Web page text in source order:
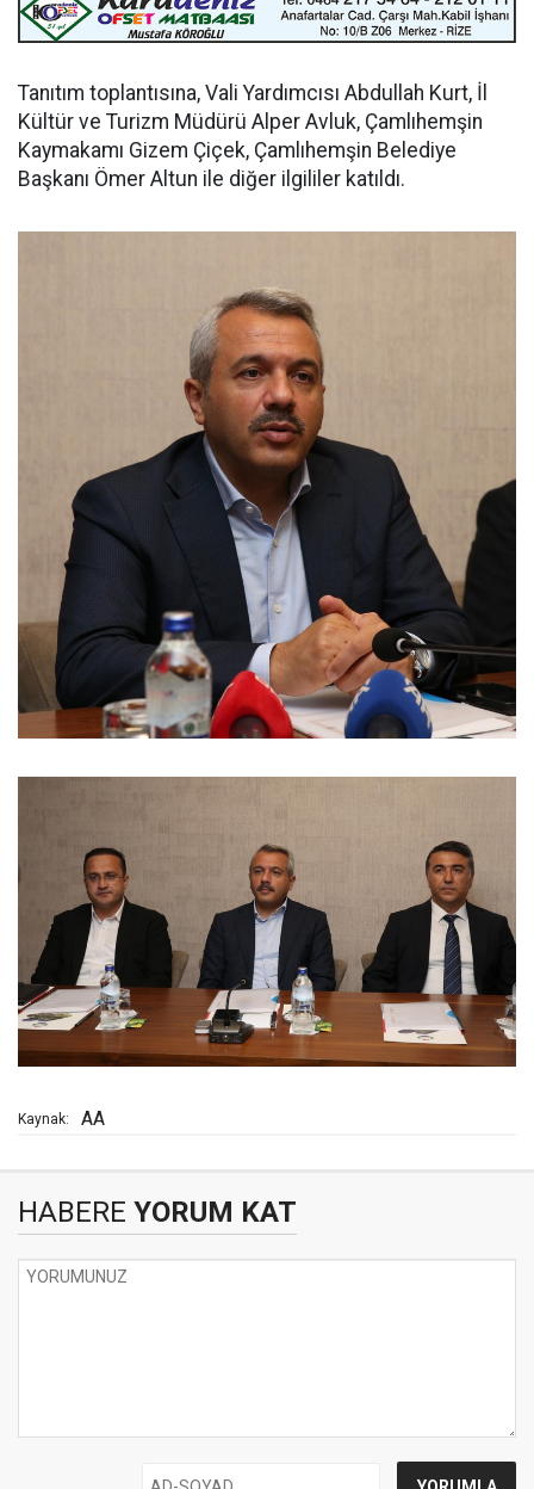
Tanıtım toplantısına, Vali Yardımcısı Abdullah Kurt, İl
Kültür ve Turizm Müdürü Alper Avluk, Çamlıhemşin
Kaymakamı Gizem Çiçek, Çamlıhemşin Belediye
Başkanı Ömer Altun ile diğer ilgililer katıldı.
Kaynak: AA
HABERE YORUM KAT